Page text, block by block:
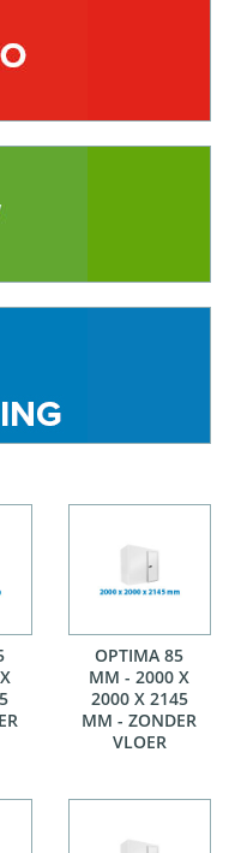
OPTIMA 85
MM - 2000 X
2000 X 2145
MM - ZONDER
VLOER